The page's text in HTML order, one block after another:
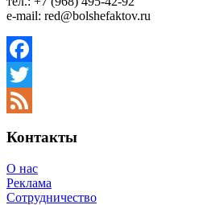
e-mail: red@bolshefaktov.ru
Facebook
Twitter
Контакты
О нас
Реклама
Сотрудничество